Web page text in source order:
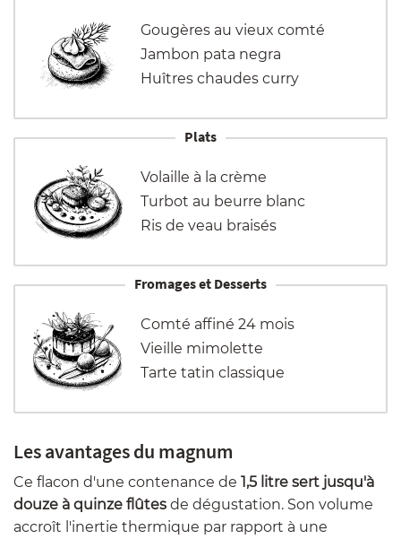
Gougères au vieux comté
Jambon pata negra
Huîtres chaudes curry
Plats
Volaille à la crème
Turbot au beurre blanc
Ris de veau braisés
Fromages et Desserts
Comté affiné 24 mois
Vieille mimolette
Tarte tatin classique
Les avantages du magnum
Ce flacon d'une contenance de 1,5 litre sert jusqu'à
douze à quinze flûtes de dégustation. Son volume
accroît l'inertie thermique par rapport à une